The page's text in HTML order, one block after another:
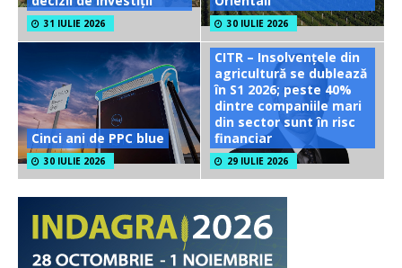
31 IULIE 2026 30 IULIE 2026
Cinci ani de PPC blue
30 IULIE 2026
CITR – Insolvențele din
agricultură se dublează
în S1 2026; peste 40%
dintre companiile mari
din sector sunt în risc
financiar
29 IULIE 2026